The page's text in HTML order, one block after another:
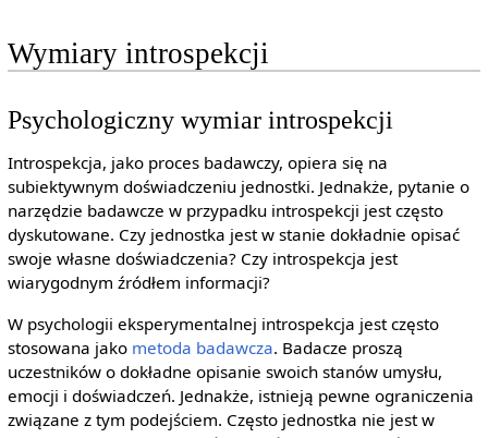
Wymiary introspekcji
Psychologiczny wymiar introspekcji
Introspekcja, jako proces badawczy, opiera się na
subiektywnym doświadczeniu jednostki. Jednakże, pytanie o
narzędzie badawcze w przypadku introspekcji jest często
dyskutowane. Czy jednostka jest w stanie dokładnie opisać
swoje własne doświadczenia? Czy introspekcja jest
wiarygodnym źródłem informacji?
W psychologii eksperymentalnej introspekcja jest często
stosowana jako metoda badawcza. Badacze proszą
uczestników o dokładne opisanie swoich stanów umysłu,
emocji i doświadczeń. Jednakże, istnieją pewne ograniczenia
związane z tym podejściem. Często jednostka nie jest w